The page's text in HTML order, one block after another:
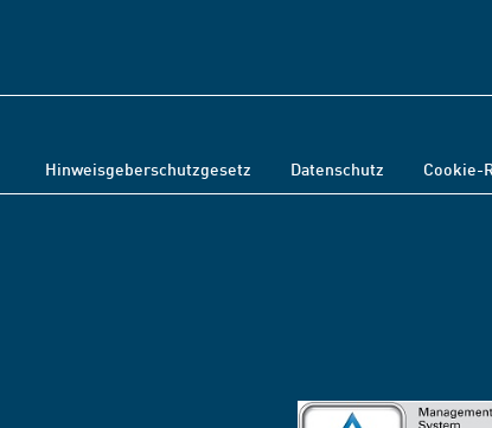
Hinweisgeberschutzgesetz Datenschutz Cookie-